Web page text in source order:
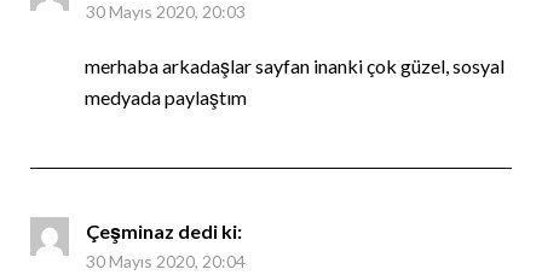
30 Mayıs 2020, 20:03
merhaba arkadaşlar sayfan inanki çok güzel, sosyal
medyada paylaştım
Çeşminaz dedi ki:
30 Mayıs 2020, 20:04